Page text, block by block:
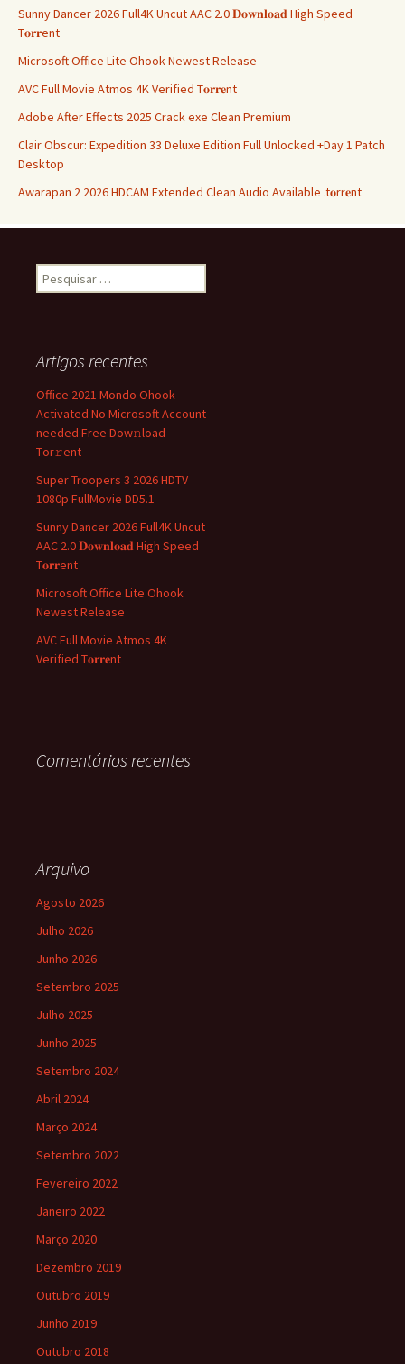
Sunny Dancer 2026 Full4K Uncut AAC 2.0 𝐃𝐨𝐰𝐧𝐥𝐨𝐚𝐝 High Speed
T𝐨𝐫𝐫ent
Microsoft Office Lite Ohook Newest Release
AVC Full Movie Atmos 4K Verified T𝐨𝐫𝐫𝐞nt
Adobe After Effects 2025 Crack exe Clean Premium
Clair Obscur: Expedition 33 Deluxe Edition Full Unlocked +Day 1 Patch
Desktop
Awarapan 2 2026 HDCAM Extended Clean Audio Available .t𝐨rr𝐞nt
Pesquisar
por:
Artigos recentes
Office 2021 Mondo Ohook
Activated No Microsoft Account
needed Frее Dow𝚗load
Tоr𝚛ent
Super Troopers 3 2026 HDTV
1080p FullMovie DD5.1
Sunny Dancer 2026 Full4K Uncut
AAC 2.0 𝐃𝐨𝐰𝐧𝐥𝐨𝐚𝐝 High Speed
T𝐨𝐫𝐫ent
Microsoft Office Lite Ohook
Newest Release
AVC Full Movie Atmos 4K
Verified T𝐨𝐫𝐫𝐞nt
Comentários recentes
Arquivo
Agosto 2026
Julho 2026
Junho 2026
Setembro 2025
Julho 2025
Junho 2025
Setembro 2024
Abril 2024
Março 2024
Setembro 2022
Fevereiro 2022
Janeiro 2022
Março 2020
Dezembro 2019
Outubro 2019
Junho 2019
Outubro 2018